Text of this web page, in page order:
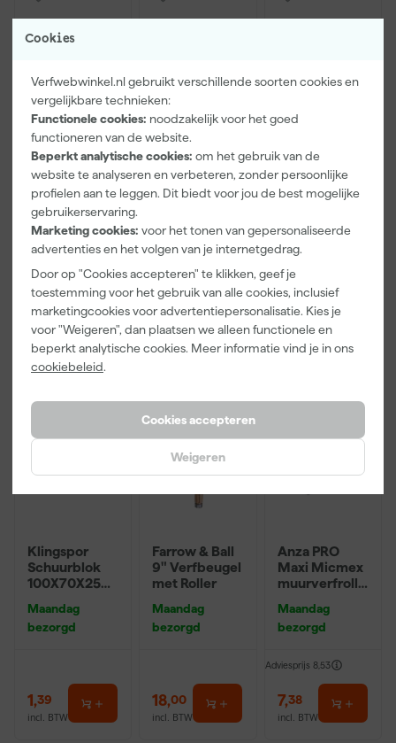
Cookies
Verfwebwinkel.nl gebruikt verschillende soorten cookies en
vergelijkbare technieken:
Functionele cookies: noodzakelijk voor het goed
functioneren van de website.
Beperkt analytische cookies: om het gebruik van de
website te analyseren en verbeteren, zonder persoonlijke
profielen aan te leggen. Dit biedt voor jou de best mogelijke
gebruikerservaring.
Marketing cookies: voor het tonen van gepersonaliseerde
advertenties en het volgen van je internetgedrag.
Door op "Cookies accepteren" te klikken, geef je
toestemming voor het gebruik van alle cookies, inclusief
marketingcookies voor advertentiepersonalisatie. Kies je
voor "Weigeren", dan plaatsen we alleen functionele en
beperkt analytische cookies. Meer informatie vind je in ons
cookiebeleid.
Cookies accepteren
Weigeren
Paintura
Lucamax
Washi tape -
50mx24mm
Maandag
bezorgd
Adviesprijs 6,00
3,99
incl. BTW
Farrow & Ball
F&B
Kleurenwaaie
bezorgd
22,00
incl. BTW
Go!Paint Roll
And Go
Verfbak -
0,5L + 5
Inzetbakken
bezorgd
3,99
incl. BTW
Klingspor
Schuurblok
100X70X25m
P220
Maandag
bezorgd
1,39
incl. BTW
Farrow & Ball
9" Verfbeugel
met Roller
Maandag
bezorgd
18,00
incl. BTW
Anza PRO
Maxi Micmex
muurverfrolle
Maandag
bezorgd
Adviesprijs 8,53
7,38
incl. BTW